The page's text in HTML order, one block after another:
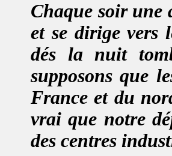
Chaque soir une
et se dirige vers
dés la nuit
supposons que
France et du
vrai que notre
des centres